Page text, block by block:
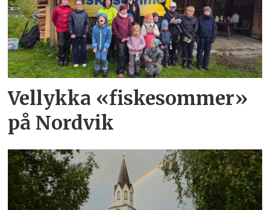
Vellykka «fiskesommer»
på Nordvik